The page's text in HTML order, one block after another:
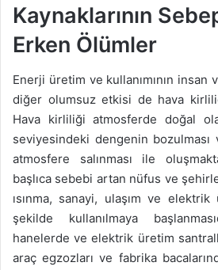
Kaynaklarının
Erken Ölümler
Enerji üretim ve kullanımının
diğer olumsuz etkisi de hava
Hava kirliliği atmosferde doğal
seviyesindeki dengenin
atmosfere salınması ile
başlıca sebebi artan nüfus ve
ısınma, sanayi, ulaşım ve
şekilde kullanılmaya
hanelerde ve elektrik üretim
araç egzozları ve fabrika